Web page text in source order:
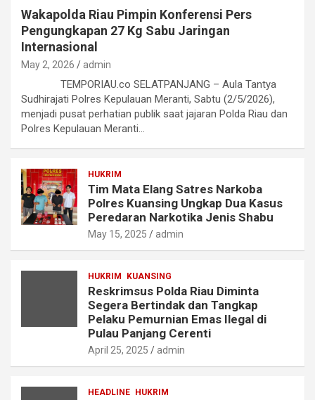
Wakapolda Riau Pimpin Konferensi Pers
Pengungkapan 27 Kg Sabu Jaringan
Internasional
May 2, 2026 admin
TEMPORIAU.co SELATPANJANG – Aula Tantya
Sudhirajati Polres Kepulauan Meranti, Sabtu (2/5/2026),
menjadi pusat perhatian publik saat jajaran Polda Riau dan
Polres Kepulauan Meranti…
HUKRIM
Tim Mata Elang Satres Narkoba
Polres Kuansing Ungkap Dua Kasus
Peredaran Narkotika Jenis Shabu
May 15, 2025 admin
HUKRIM KUANSING
Reskrimsus Polda Riau Diminta
Segera Bertindak dan Tangkap
Pelaku Pemurnian Emas Ilegal di
Pulau Panjang Cerenti
April 25, 2025 admin
HEADLINE HUKRIM